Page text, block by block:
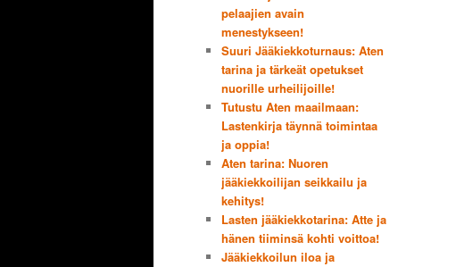
pelaajien avain
menestykseen!
Suuri Jääkiekkoturnaus: Aten
tarina ja tärkeät opetukset
nuorille urheilijoille!
Tutustu Aten maailmaan:
Lastenkirja täynnä toimintaa
ja oppia!
Aten tarina: Nuoren
jääkiekkoilijan seikkailu ja
kehitys!
Lasten jääkiekkotarina: Atte ja
hänen tiiminsä kohti voittoa!
Jääkiekkoilun iloa ja